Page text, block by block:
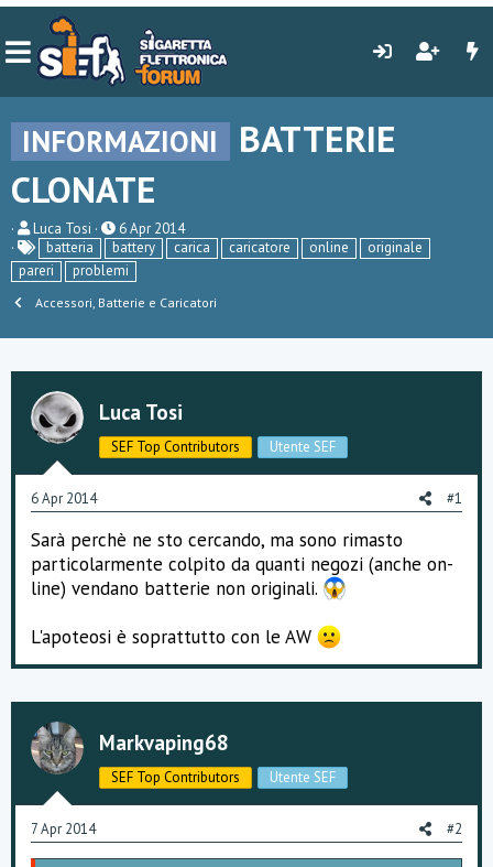
INFORMAZIONI
BATTERIE
CLONATE
C
r
e
a
D
s
c
u
s
i
o
e
Luca Tosi
D
a
t
a
d
i
o
6 Apr 2014
batteria
battery carica caricatore online
originale
pareri
problemi
Accessori, Batterie e Caricatori
Luca Tosi
SEF Top Contributors Utente SEF
6 Apr 2014 #1
Sarà perchè ne sto cercando, ma sono rimasto
particolarmente colpito da quanti negozi (anche on-
line) vendano batterie non originali.
L'apoteosi è soprattutto con le AW
Markvaping68
SEF Top Contributors Utente SEF
7 Apr 2014 #2